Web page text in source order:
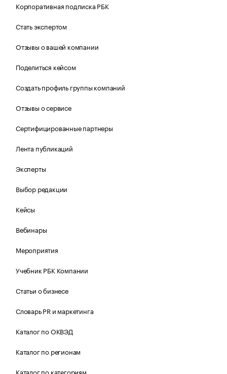
Корпоративная подписка РБК
Стать экспертом
Отзывы о вашей компании
Поделиться кейсом
Создать профиль группы компаний
Отзывы о сервисе
Сертифицированные партнеры
Лента публикаций
Эксперты
Выбор редакции
Кейсы
Вебинары
Мероприятия
Учебник РБК Компании
Статьи о бизнесе
Словарь PR и маркетинга
Каталог по ОКВЭД
Каталог по регионам
Каталог по категориям